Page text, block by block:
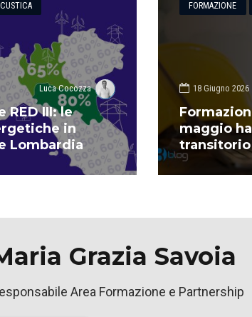
Luca Cocozza
RED III: le
in
Lombardia
FORMAZIONE
18 Giugno 2026
maggio
transitorio
Grazia Savoia
Area Formazione e Partnership